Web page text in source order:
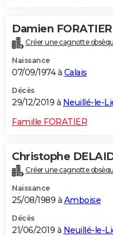
Damien FORATIER
Créer une cagnotte
Naissance
07/09/1974 à Calais
Décès
29/12/2019 à Neuillé-le-
Famille FORATIER
Christophe
Créer une cagnotte
Naissance
25/08/1989 à Amboise
Décès
21/06/2019 à Neuillé-le-